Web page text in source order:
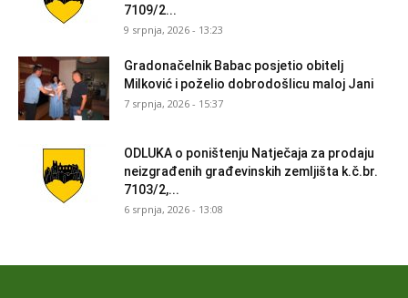
7109/2...
9 srpnja, 2026 - 13:23
Gradonačelnik Babac posjetio obitelj
Milković i poželio dobrodošlicu maloj Jani
7 srpnja, 2026 - 15:37
ODLUKA o poništenju Natječaja za prodaju
neizgrađenih građevinskih zemljišta k.č.br.
7103/2,...
6 srpnja, 2026 - 13:08